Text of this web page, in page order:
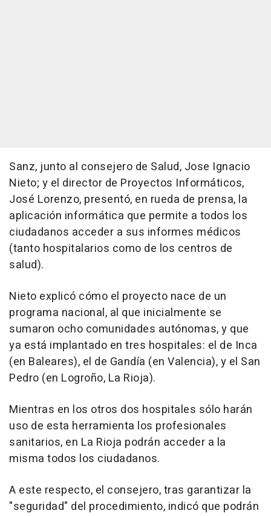
Sanz, junto al consejero de Salud, Jose Ignacio
Nieto; y el director de Proyectos Informáticos,
José Lorenzo, presentó, en rueda de prensa, la
aplicación informática que permite a todos los
ciudadanos acceder a sus informes médicos
(tanto hospitalarios como de los centros de
salud).
Nieto explicó cómo el proyecto nace de un
programa nacional, al que inicialmente se
sumaron ocho comunidades autónomas, y que
ya está implantado en tres hospitales: el de Inca
(en Baleares), el de Gandía (en Valencia), y el San
Pedro (en Logroño, La Rioja).
Mientras en los otros dos hospitales sólo harán
uso de esta herramienta los profesionales
sanitarios, en La Rioja podrán acceder a la
misma todos los ciudadanos.
A este respecto, el consejero, tras garantizar la
"seguridad" del procedimiento, indicó que podrán